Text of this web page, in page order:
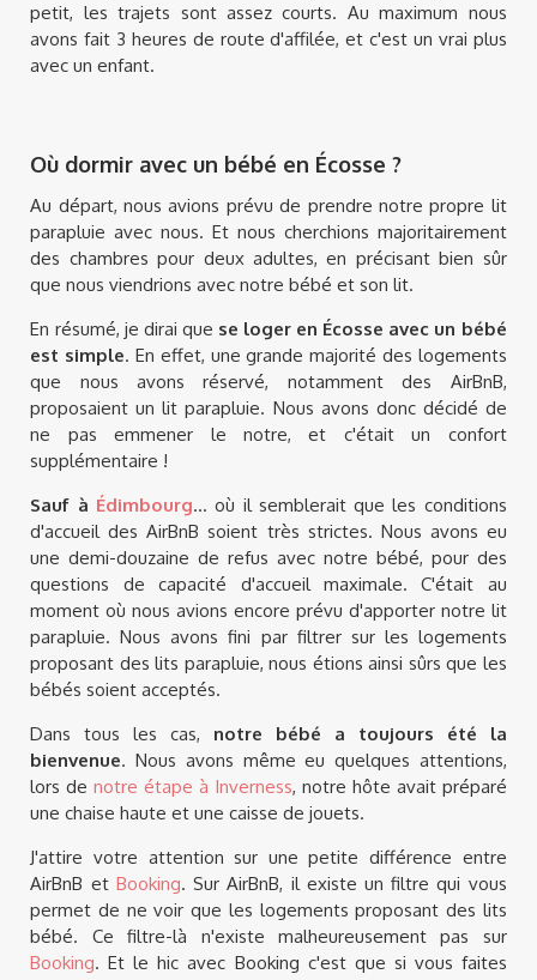
petit, les trajets sont assez courts. Au maximum nous
avons fait 3 heures de route d'affilée, et c'est un vrai plus
avec un enfant.
Où dormir avec un bébé en Écosse ?
Au départ, nous avions prévu de prendre notre propre lit
parapluie avec nous. Et nous cherchions majoritairement
des chambres pour deux adultes, en précisant bien sûr
que nous viendrions avec notre bébé et son lit.
En résumé, je dirai que se loger en Écosse avec un bébé
est simple. En effet, une grande majorité des logements
que nous avons réservé, notamment des AirBnB,
proposaient un lit parapluie. Nous avons donc décidé de
ne pas emmener le notre, et c'était un confort
supplémentaire !
Sauf à Édimbourg... où il semblerait que les conditions
d'accueil des AirBnB soient très strictes. Nous avons eu
une demi-douzaine de refus avec notre bébé, pour des
questions de capacité d'accueil maximale. C'était au
moment où nous avions encore prévu d'apporter notre lit
parapluie. Nous avons fini par filtrer sur les logements
proposant des lits parapluie, nous étions ainsi sûrs que les
bébés soient acceptés.
Dans tous les cas, notre bébé a toujours été la
bienvenue. Nous avons même eu quelques attentions,
lors denotre étape à Inverness, notre hôte avait préparé
une chaise haute et une caisse de jouets.
J'attire votre attention sur une petite différence entre
AirBnB et Booking. Sur AirBnB, il existe un filtre qui vous
permet de ne voir que les logements proposant des lits
bébé. Ce filtre-là n'existe malheureusement pas sur
Booking. Et le hic avec Booking c'est que si vous faites